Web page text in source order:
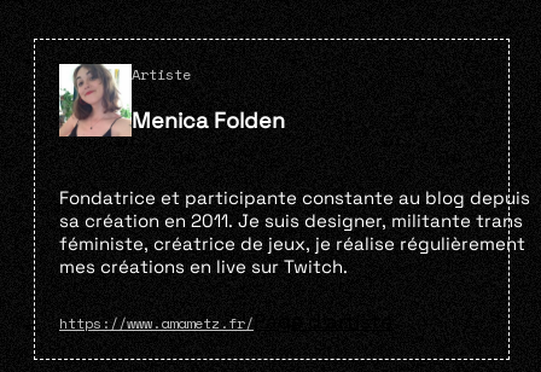
Artiste
Menica Folden
Fondatrice et participante constante au blog depuis
sa création en 2011. Je suis designer, militante trans
féministe, créatrice de jeux, je réalise régulièrement
mes créations en live sur Twitch.
https://www.amametz.fr/